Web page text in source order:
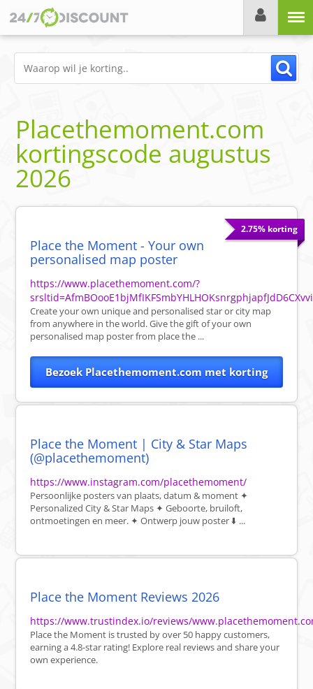
Placethemoment.com
kortingscode augustus
2026
2.75% korting
Place the Moment - Your own
personalised map poster
https://www.placethemoment.com/?
Create your own unique and personalised star or city map
from anywhere in the world. Give the gift of your own
personalised map poster from place the ...
Bezoek Placethemoment.com met korting
Place the Moment | City & Star Maps
(@placethemoment)
https://www.instagram.com/placethemoment/
Persoonlijke posters van plaats, datum & moment ✦
Personalized City & Star Maps ✦ Geboorte, bruiloft,
ontmoetingen en meer. ✦ Ontwerp jouw poster ⬇️ ...
Place the Moment Reviews 2026
https://www.trustindex.io/reviews/
Place the Moment is trusted by over 50 happy customers,
earning a 4.8-star rating! Explore real reviews and share your
own experience.